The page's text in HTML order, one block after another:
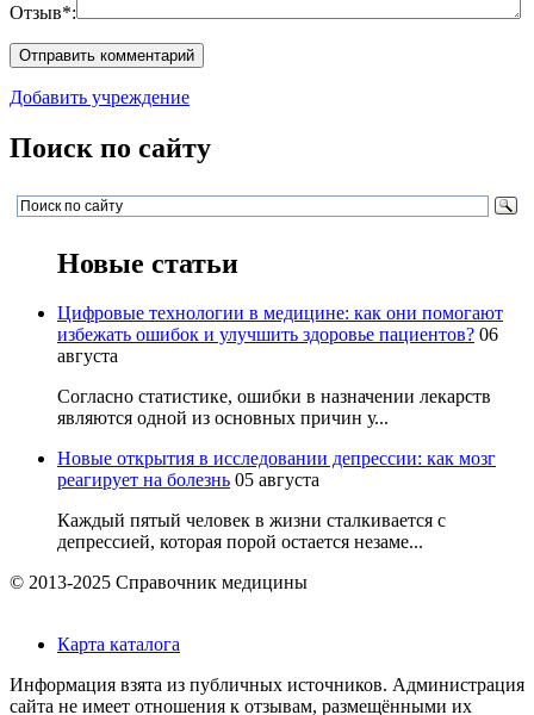
Отзыв*:
Добавить учреждение
Поиск по сайту
Новые статьи
Цифровые технологии в медицине: как они помогают
избежать ошибок и улучшить здоровье пациентов? 06
августа
Согласно статистике, ошибки в назначении лекарств
являются одной из основных причин у...
Новые открытия в исследовании депрессии: как мозг
реагирует на болезнь 05 августа
Каждый пятый человек в жизни сталкивается с
депрессией, которая порой остается незаме...
© 2013-2025 Справочник медицины
Карта каталога
Информация взята из публичных источников. Администрация
сайта не имеет отношения к отзывам, размещёнными их